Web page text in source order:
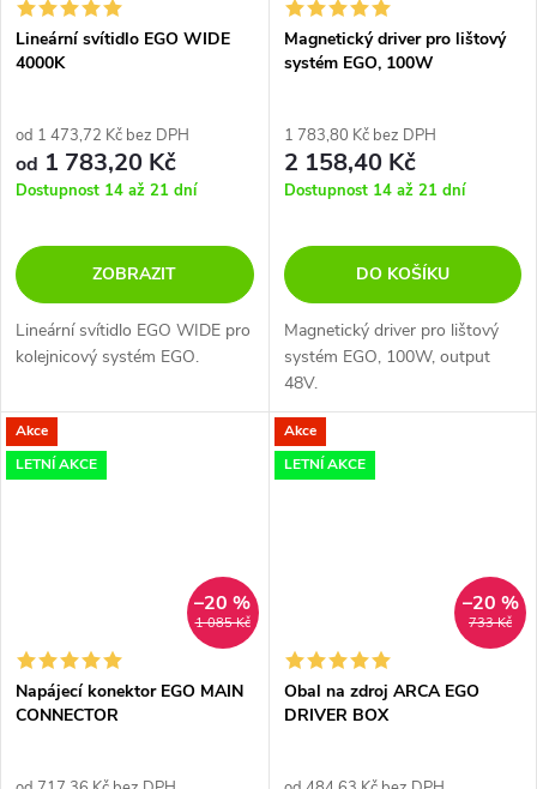
Lineární svítidlo EGO WIDE
4000K
od 1 473,72 Kč bez DPH
od 1 783,20 Kč
Dostupnost 14 až 21 dní
ZOBRAZIT
Lineární svítidlo EGO WIDE pro
kolejnicový systém EGO.
Magnetický driver pro lištový
systém EGO, 100W
1 783,80 Kč bez DPH
2 158,40 Kč
Dostupnost 14 až 21 dní
DO KOŠÍKU
Magnetický driver pro lištový
systém EGO, 100W, output
48V.
Akce
LETNÍ AKCE
1 085 Kč
–20 %
Napájecí konektor EGO MAIN
CONNECTOR
Akce
LETNÍ AKCE
733 Kč
–20 %
Obal na zdroj ARCA EGO
DRIVER BOX